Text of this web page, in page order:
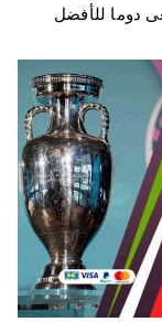
دوما للأفضل